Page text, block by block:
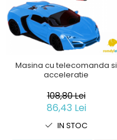
Masina cu telecomanda si
acceleratie
108,80 Lei
86,43 Lei
IN STOC